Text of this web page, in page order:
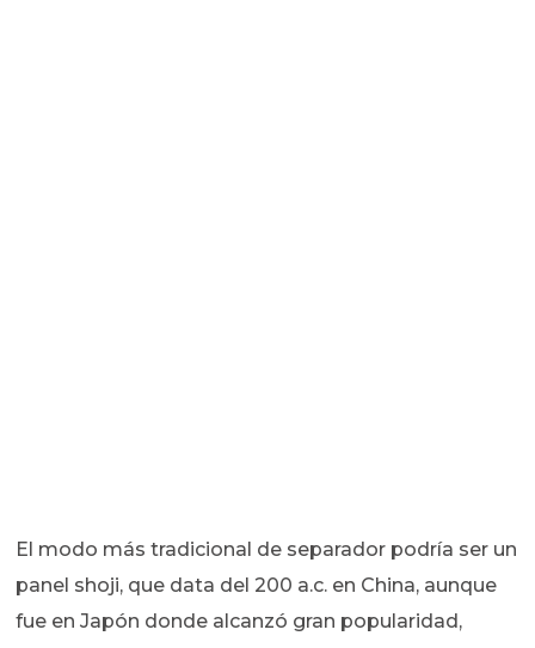
El modo más tradicional de separador podría ser un
panel shoji, que data del 200 a.c. en China, aunque
fue en Japón donde alcanzó gran popularidad,